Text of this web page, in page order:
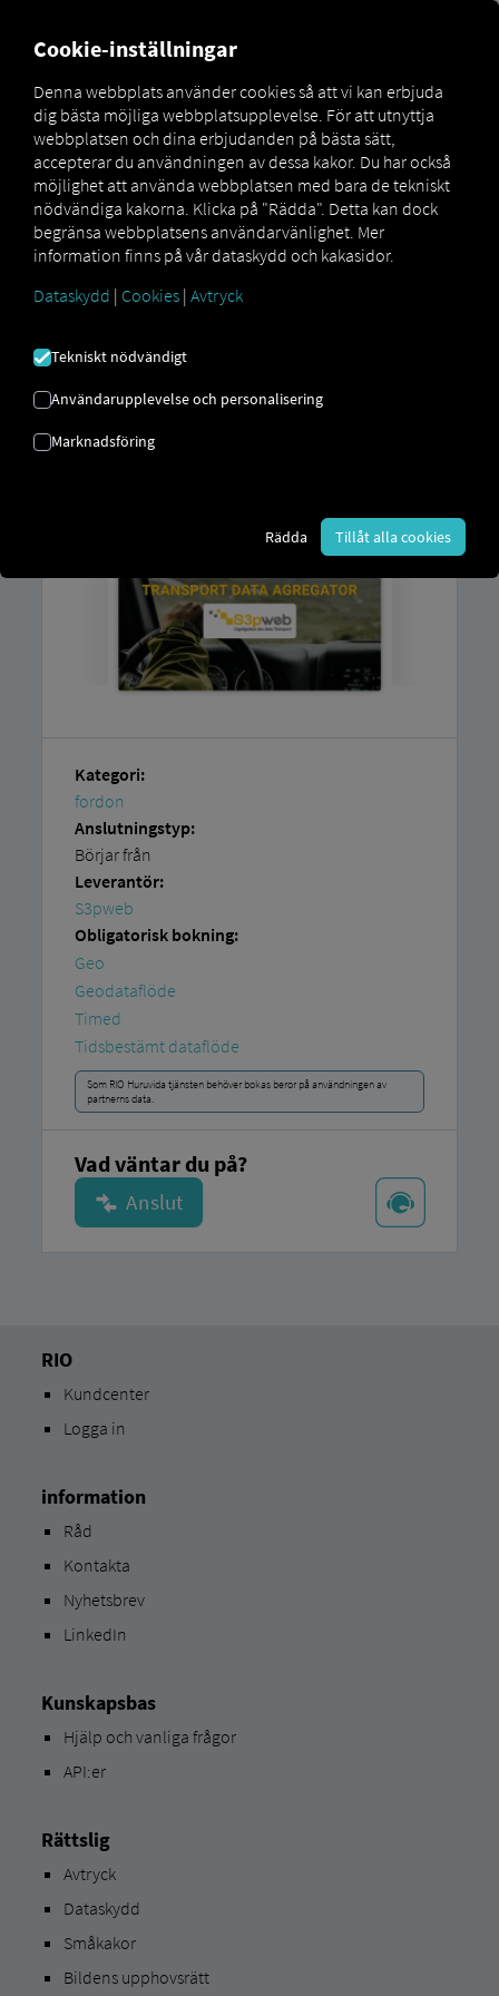
Marketplace Connectors S3PWeb Connect
S3P WEB CONNECT
kan duutöka den här tjänsten med data
tillgång till
Kategori:
fordon
Anslutningstyp:
Börjar från
Leverantör:
S3pweb
Obligatorisk bokning:
Geo
Geodataflöde
Timed
Tidsbestämt dataflöde
Som RIO Huruvida tjänsten behöver bokas beror på användningen av
partnerns data.
Vad väntar du på?
RIO
Kundcenter
Logga in
information
Råd
Kontakta
Nyhetsbrev
LinkedIn
Kunskapsbas
Hjälp och vanliga frågor
API:er
Rättslig
Avtryck
Dataskydd
Småkakor
Bildens upphovsrätt
Cookie-inställningar
Denna webbplats använder cookies så att vi kan erbjuda
dig bästa möjliga webbplatsupplevelse. För att utnyttja
webbplatsen och dina erbjudanden på bästa sätt,
accepterar du användningen av dessa kakor. Du har också
möjlighet att använda webbplatsen med bara de tekniskt
nödvändiga kakorna. Klicka på "Rädda". Detta kan dock
begränsa webbplatsens användarvänlighet. Mer
information finns på vår dataskydd och kakasidor.
Dataskydd | Cookies | Avtryck
Tekniskt nödvändigt
Användarupplevelse och personalisering
Marknadsföring
Rädda Tillåt alla cookies